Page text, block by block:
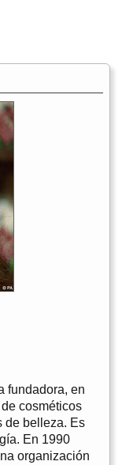
fundadora, en
cosméticos
de belleza. Es
En 1990
organización